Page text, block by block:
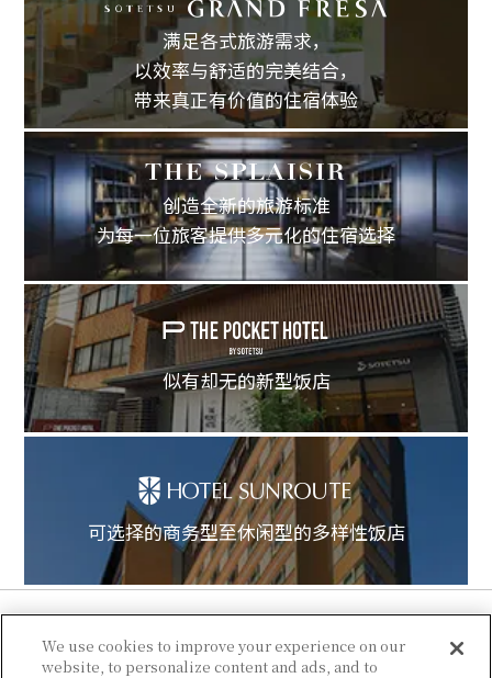
满足各式旅游需求，
以效率与舒适的完美结合，
带来真正有价值的住宿体验
创造全新的旅游标准
为每一位旅客提供多元化的住宿选择
似有却无的新型饭店
可选择的商务型至休闲型的多样性饭店
We use cookies to improve your experience on our
website, to personalize content and ads, and to